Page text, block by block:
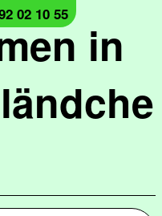
in
02 10 55